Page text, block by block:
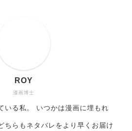
漫画博士
ROY
いる私。 いつかは漫画に埋もれ
ちらもネタバレをより早くお届け